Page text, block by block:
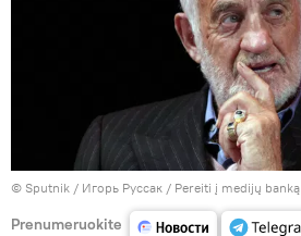
© Sputnik / Игорь Руссак / Pereiti į medijų banką
Prenumeruokite